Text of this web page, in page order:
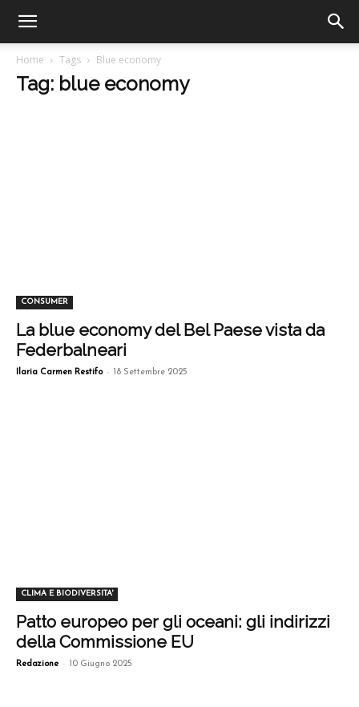
Home Tags Blue economy
Tag: blue economy
CONSUMER
La blue economy del Bel Paese vista da
Federbalneari
Ilaria Carmen Restifo - 18 Settembre 2025
CLIMA E BIODIVERSITA'
Patto europeo per gli oceani: gli indirizzi
della Commissione EU
Redazione - 10 Giugno 2025